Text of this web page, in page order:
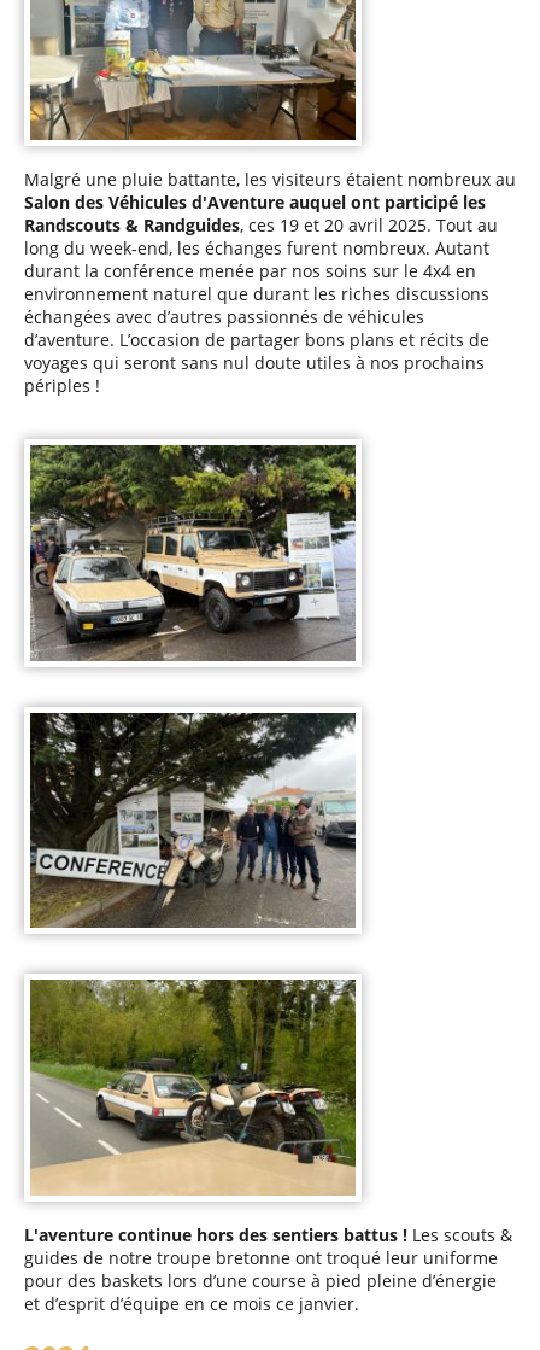
Malgré une pluie battante, les visiteurs étaient nombreux au
Salon des Véhicules d'Aventure auquel ont participé les
Randscouts & Randguides, ces 19 et 20 avril 2025. Tout au
long du week-end, les échanges furent nombreux. Autant
durant la conférence menée par nos soins sur le 4x4 en
environnement naturel que durant les riches discussions
échangées avec d’autres passionnés de véhicules
d’aventure. L’occasion de partager bons plans et récits de
voyages qui seront sans nul doute utiles à nos prochains
périples !
L'aventure continue hors des sentiers battus ! Les scouts &
guides de notre troupe bretonne ont troqué leur uniforme
pour des baskets lors d’une course à pied pleine d’énergie
et d’esprit d’équipe en ce mois ce janvier.